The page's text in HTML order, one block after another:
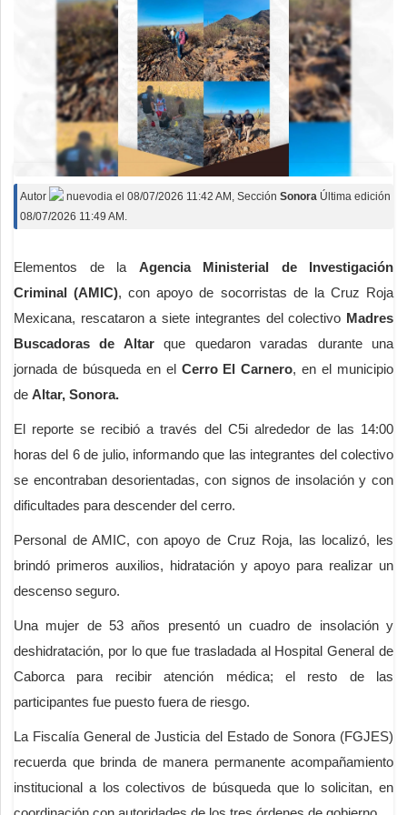
Autor nuevodia el 08/07/2026 11:42 AM , Sección Sonora Última edición
08/07/2026 11:49 AM.
Elementos de la Agencia Ministerial de Investigación
Criminal (AMIC), con apoyo de socorristas de la Cruz Roja
Mexicana, rescataron a siete integrantes del colectivo Madres
Buscadoras de Altarque quedaron varadas durante una
jornada de búsqueda en el Cerro El Carnero, en el municipio
de Altar, Sonora.
El reporte se recibió a través del C5i alrededor de las 14:00
horas del 6 de julio, informando que las integrantes del colectivo
se encontraban desorientadas, con signos de insolación y con
dificultades para descender del cerro.
Personal de AMIC, con apoyo de Cruz Roja, las localizó, les
brindó primeros auxilios, hidratación y apoyo para realizar un
descenso seguro.
Una mujer de 53 años presentó un cuadro de insolación y
deshidratación, por lo que fue trasladada al Hospital General de
Caborca para recibir atención médica; el resto de las
participantes fue puesto fuera de riesgo.
La Fiscalía General de Justicia del Estado de Sonora (FGJES)
recuerda que brinda de manera permanente acompañamiento
institucional a los colectivos de búsqueda que lo solicitan, en